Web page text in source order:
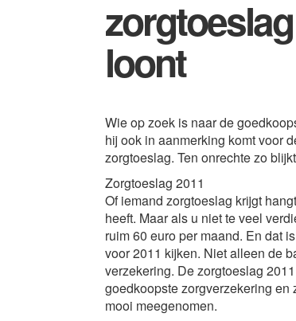
loont
Wie op zoek is naar de
hij ook in aanmerking komt voor
zorgtoeslag. Ten onrechte zo
Zorgtoeslag 2011
Of iemand zorgtoeslag krijgt
heeft. Maar als u niet te veel
ruim 60 euro per maand. En dat
voor 2011 kijken. Niet alleen de
verzekering. De zorgtoeslag
goedkoopste zorgverzekering
mooi meegenomen.